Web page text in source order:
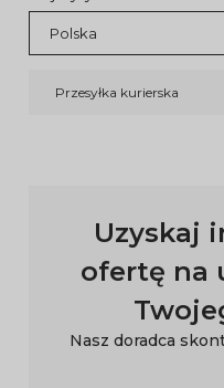
Przesyłka kurierska
Uzyskaj
ofertę na
Nasz doradca